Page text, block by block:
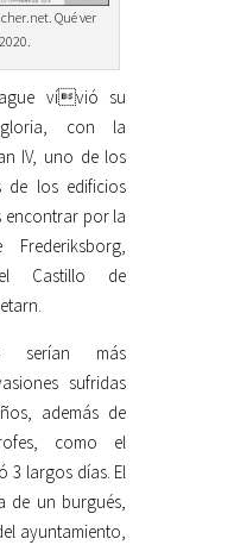
Qué ver
vívió su
con la
IV, uno de los
de los edificios
encontrar por la
Castillo de
serían más
sufridas
además de
como el
3 largos días. El
de un burgués,
ayuntamiento,